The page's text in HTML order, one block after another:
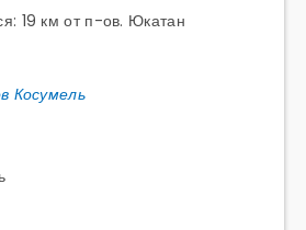
19 км от п-ов. Юкатан
Косумель